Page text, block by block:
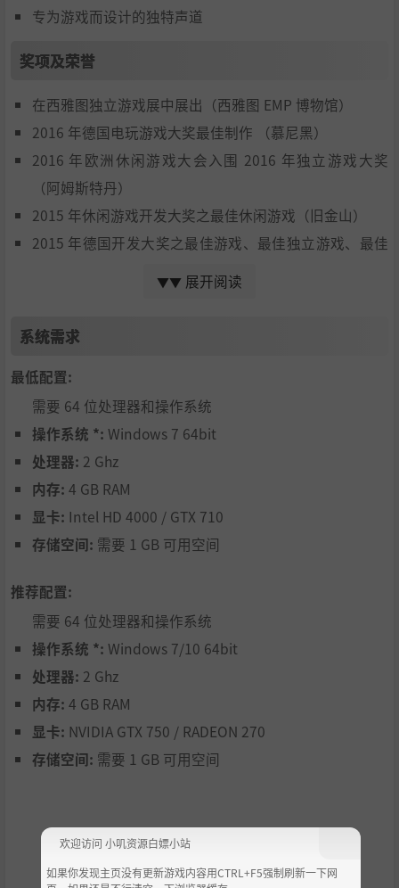
专为游戏而设计的独特声道
奖项及荣誉
在西雅图独立游戏展中展出（西雅图 EMP 博物馆）
2016 年德国电玩游戏大奖最佳制作 （慕尼黑）
2016 年欧洲休闲游戏大会入围 2016 年独立游戏大奖
（阿姆斯特丹）
2015 年休闲游戏开发大奖之最佳休闲游戏（旧金山）
2015 年德国开发大奖之最佳游戏、最佳独立游戏、最佳
声音、最佳游戏设计、最佳电视游戏提名（科隆）
（洛杉矶）
ogle 赞助）得主（柏林）
2015 年科隆国际游戏展最佳独立游戏提名（科隆）
▼▼ 展开阅读
系统需求
最低配置:
需要 64 位处理器和操作系统
操作系统 *: Windows 7 64bit
处理器: 2 Ghz
内存: 4 GB RAM
显卡: Intel HD 4000 / GTX 710
存储空间: 需要 1 GB 可用空间
推荐配置:
需要 64 位处理器和操作系统
操作系统 *: Windows 7/10 64bit
处理器: 2 Ghz
内存: 4 GB RAM
显卡: NVIDIA GTX 750 / RADEON 270
存储空间: 需要 1 GB 可用空间
欢迎访问 小叽资源白嫖小站
如果你发现主页没有更新游戏内容用CTRL+F5强制刷新一下网